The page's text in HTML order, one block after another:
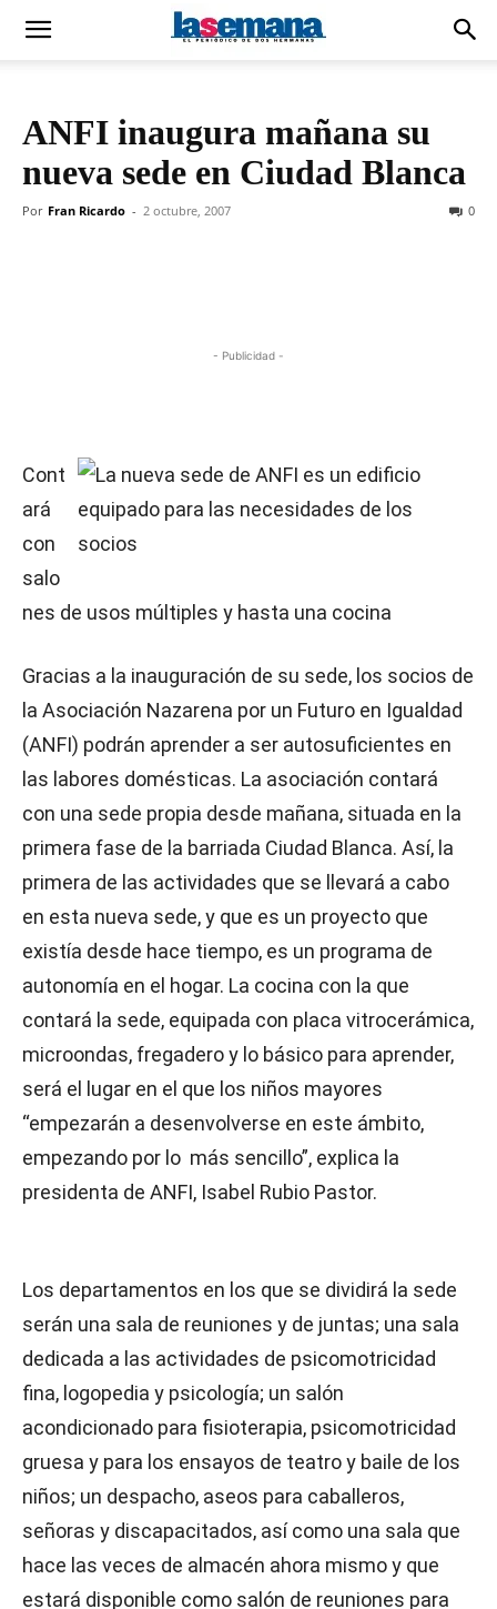
ANFI inaugura mañana su
nueva sede en Ciudad Blanca
Por Fran Ricardo - 2 octubre, 2007 0
- Publicidad -
Cont
ará
con
salo
nes de usos múltiples y hasta una cocina
Gracias a la inauguración de su sede, los socios de
la Asociación Nazarena por un Futuro en Igualdad
(ANFI) podrán aprender a ser autosuficientes en
las labores domésticas. La asociación contará
con una sede propia desde mañana, situada en la
primera fase de la barriada Ciudad Blanca. Así, la
primera de las actividades que se llevará a cabo
en esta nueva sede, y que es un proyecto que
existía desde hace tiempo, es un programa de
autonomía en el hogar. La cocina con la que
contará la sede, equipada con placa vitrocerámica,
microondas, fregadero y lo básico para aprender,
será el lugar en el que los niños mayores
“empezarán a desenvolverse en este ámbito,
empezando por lo más sencillo”, explica la
presidenta de ANFI, Isabel Rubio Pastor.
Los departamentos en los que se dividirá la sede
serán una sala de reuniones y de juntas; una sala
dedicada a las actividades de psicomotricidad
fina, logopedia y psicología; un salón
acondicionado para fisioterapia, psicomotricidad
gruesa y para los ensayos de teatro y baile de los
niños; un despacho, aseos para caballeros,
señoras y discapacitados, así como una sala que
hace las veces de almacén ahora mismo y que
estará disponible como salón de reuniones para